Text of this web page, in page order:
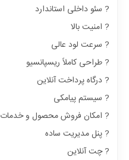
? سئو داخلی استاندارد
? امنیت بالا
? سرعت لود عالی
? طراحی کاملاً ریسپانسیو
? درگاه پرداخت آنلاین
? سیستم پیامکی
? امکان فروش محصول و خدمات
? پنل مدیریت ساده
? چت آنلاین